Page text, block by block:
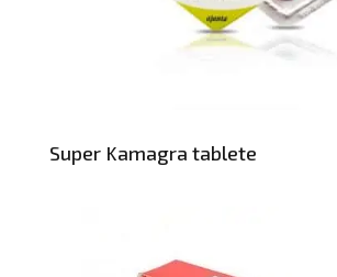
Super Kamagra tablete